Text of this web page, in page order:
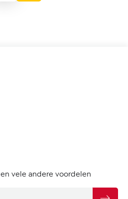
en vele andere voordelen